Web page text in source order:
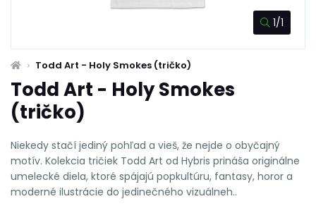
1/1
Todd Art - Holy Smokes (tričko)
Todd Art - Holy Smokes
(tričko)
Niekedy stačí jediný pohľad a vieš, že nejde o obyčajný
motív. Kolekcia tričiek Todd Art od Hybris prináša originálne
umelecké diela, ktoré spájajú popkultúru, fantasy, horor a
moderné ilustrácie do jedinečného vizuálneh..